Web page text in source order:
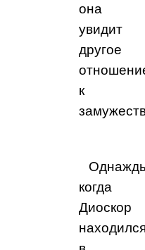
она
увидит
другое
к
когда
Диоскор
находился